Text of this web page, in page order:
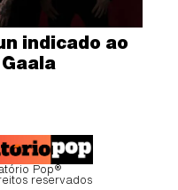
indicado ao
Pop®
reservados